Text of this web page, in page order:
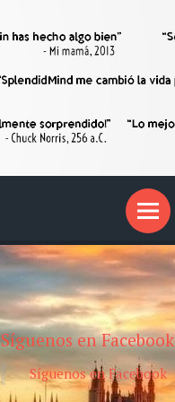
Síguenos en Facebook
Síguenos en Facebook